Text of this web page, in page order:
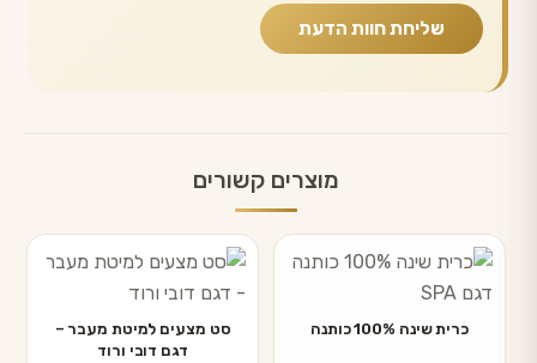
מוצרים קשורים
כרית שינה 100% כותנה
סט מצעים למיטת מעבר –
דגם דובי ורוד